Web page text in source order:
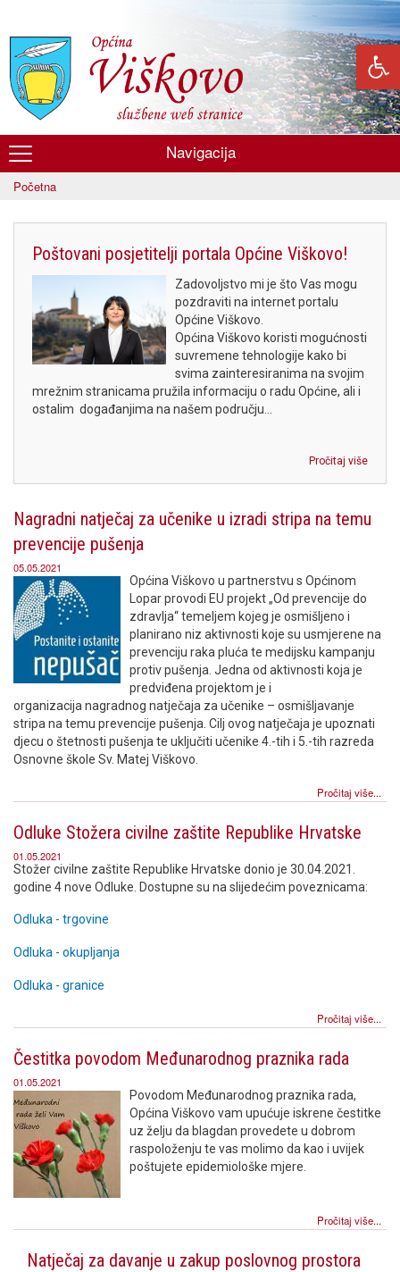
glavni
sadržaj
Općina
Viškovo
Navigacija
Početna
Poštovani posjetitelji portala Općine Viškovo!
Zadovoljstvo mi je što Vas mogu
pozdraviti na internet portalu
Općine Viškovo.
Općina Viškovo koristi mogućnosti
suvremene tehnologije kako bi
svima zainteresiranima na svojim
mrežnim stranicama pružila informaciju o radu Općine, ali i
ostalim događanjima na našem području...
Pročitaj više
Nagradni natječaj za učenike u izradi stripa na temu
prevencije pušenja
05.05.2021
Općina Viškovo u partnerstvu s Općinom
Lopar provodi EU projekt „Od prevencije do
zdravlja“ temeljem kojeg je osmišljeno i
planirano niz aktivnosti koje su usmjerene na
prevenciju raka pluća te medijsku kampanju
protiv pušenja. Jedna od aktivnosti koja je
predviđena projektom je i
organizacija nagradnog natječaja za učenike – osmišljavanje
stripa na temu prevencije pušenja. Cilj ovog natječaja je upoznati
djecu o štetnosti pušenja te uključiti učenike 4.-tih i 5.-tih razreda
Osnovne škole Sv. Matej Viškovo.
Pročitaj više...
Odluke Stožera civilne zaštite Republike Hrvatske
01.05.2021
Stožer civilne zaštite Republike Hrvatske donio je 30.04.2021.
godine 4 nove Odluke. Dostupne su na slijedećim poveznicama:
Odluka - trgovine
Odluka - okupljanja
Odluka - granice
Pročitaj više...
Čestitka povodom Međunarodnog praznika rada
01.05.2021
Povodom Međunarodnog praznika rada,
Općina Viškovo vam upućuje iskrene čestitke
uz želju da blagdan provedete u dobrom
raspoloženju te vas molimo da kao i uvijek
poštujete epidemiološke mjere.
Pročitaj više...
Natječaj za davanje u zakup poslovnog prostora